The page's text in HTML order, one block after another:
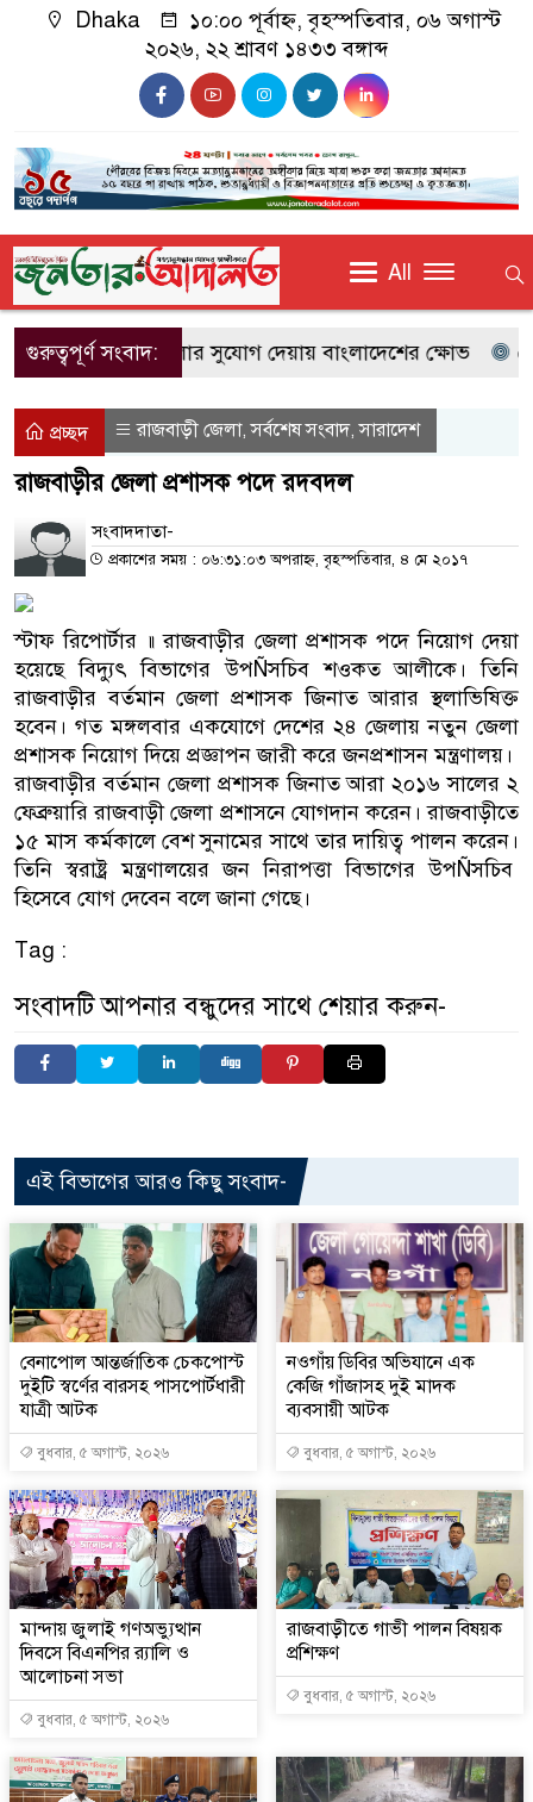
Dhaka
১০:০০ পূর্বাহ্ন, বৃহস্পতিবার, ০৬ অগাস্ট
২০২৬, ২২ শ্রাবণ ১৪৩৩ বঙ্গাব্দ
All
গুরুত্বপূর্ণ সংবাদ:
হাসিনাকে কথা বলার সুযোগ দেয়ায় বাংলাদেশের ক্ষোভ
প্রচ্ছদ রাজবাড়ী জেলা,সর্বশেষ সংবাদ,সারাদেশ
রাজবাড়ীর জেলা প্রশাসক পদে রদবদল
সংবাদদাতা-
প্রকাশের সময় : ০৬:৩১:০৩ অপরাহ্ন, বৃহস্পতিবার, ৪ মে ২০১৭
স্টাফ রিপোর্টার ॥ রাজবাড়ীর জেলা প্রশাসক পদে নিয়োগ দেয়া
হয়েছে বিদ্যুৎ বিভাগের উপÑসচিব শওকত আলীকে। তিনি
রাজবাড়ীর বর্তমান জেলা প্রশাসক জিনাত আরার স্থলাভিষিক্ত
হবেন। গত মঙ্গলবার একযোগে দেশের ২৪ জেলায় নতুন জেলা
প্রশাসক নিয়োগ দিয়ে প্রজ্ঞাপন জারী করে জনপ্রশাসন মন্ত্রণালয়।
রাজবাড়ীর বর্তমান জেলা প্রশাসক জিনাত আরা ২০১৬ সালের ২
ফেব্রুয়ারি রাজবাড়ী জেলা প্রশাসনে যোগদান করেন। রাজবাড়ীতে
১৫ মাস কর্মকালে বেশ সুনামের সাথে তার দায়িত্ব পালন করেন।
তিনি স্বরাষ্ট্র মন্ত্রণালয়ের জন নিরাপত্তা বিভাগের উপÑসচিব
হিসেবে যোগ দেবেন বলে জানা গেছে।
Tag :
সংবাদটি আপনার বন্ধুদের সাথে শেয়ার করুন-
এই বিভাগের আরও কিছু সংবাদ-
বেনাপোল আন্তর্জাতিক চেকপোস্ট
দুইটি স্বর্ণের বারসহ পাসপোর্টধারী
যাত্রী আটক
বুধবার, ৫ অগাস্ট, ২০২৬
নওগাঁয় ডিবির অভিযানে এক
কেজি গাঁজাসহ দুই মাদক
ব্যবসায়ী আটক
বুধবার, ৫ অগাস্ট, ২০২৬
মান্দায় জুলাই গণঅভ্যুত্থান
দিবসে বিএনপির র‍্যালি ও
আলোচনা সভা
বুধবার, ৫ অগাস্ট, ২০২৬
রাজবাড়ীতে গাভী পালন বিষয়ক
প্রশিক্ষণ
বুধবার, ৫ অগাস্ট, ২০২৬